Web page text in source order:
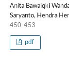
Anita Bawaiqki
Saryanto, Hendra
450-453
pdf